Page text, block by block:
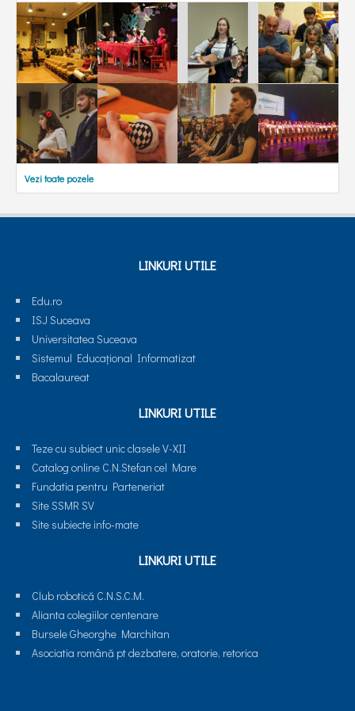
Vezi toate pozele
LINKURI UTILE
Edu.ro
ISJ Suceava
Universitatea Suceava
Sistemul Educaţional Informatizat
Bacalaureat
LINKURI UTILE
Teze cu subiect unic clasele V-XII
Catalog online C.N.Stefan cel Mare
Fundatia pentru Parteneriat
Site SSMR SV
Site subiecte info-mate
LINKURI UTILE
Club robotică C.N.S.C.M.
Alianta colegiilor centenare
Bursele Gheorghe Marchitan
Asociatia română pt dezbatere, oratorie, retorica